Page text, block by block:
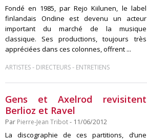
Fondé en 1985, par Rejo Kiilunen, le label
finlandais Ondine est devenu un acteur
important du marché de la musique
classique. Ses productions, toujours très
appréciées dans ces colonnes, offrent ...
ARTISTES- DIRECTEURS- ENTRETIENS
Gens et Axelrod revisitent
Berlioz et Ravel
Par Pierre-Jean Tribot- 11/06/2012
La discographie de ces partitions, d’une